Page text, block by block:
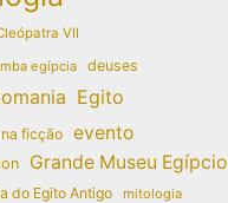
VII
egípcia deuses
Egito
na ficção evento
Grande Museu Egípcio
do Egito Antigo mitologia